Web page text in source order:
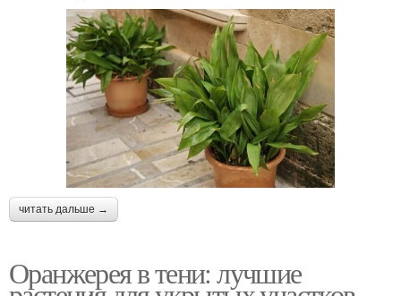
читать дальше →
Оранжерея в тени: лучшие